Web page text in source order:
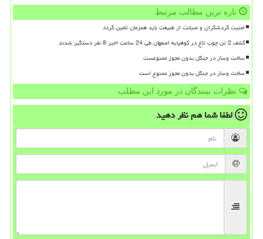
تازه ترین مطالب مرتبط
امنیت گردشگران و صیانت از طبیعت باید همزمان تامین گردد
کشف 2 تن چوب تاغ در کوهپایه اصفهان طی 24 ساعت اخیر 8 نفر دستگیر شدند
ساخت وساز در جنگل بدون مجوز ممنوعست
ساخت وساز در جنگل بدون مجوز ممنوع است
نظرات بینندگان در مورد این مطلب
لطفا شما همنظر دهید